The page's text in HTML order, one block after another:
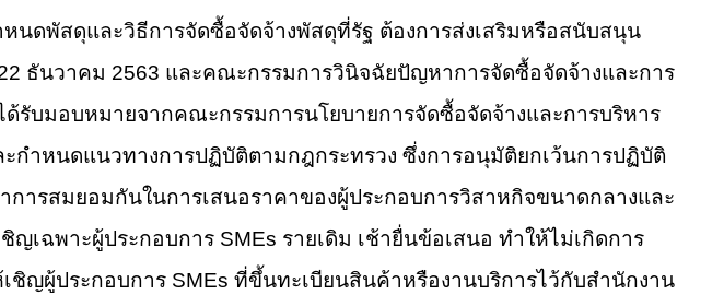
นดพัสดุและวิธีการจัดซื้อจัดจ้างพัสดุที่รัฐ ต้องการส่งเสริมหรือสนับสนุน
ธันวาคม 2563 และคณะกรรมการวินิจฉัยปัญหาการจัดซื้อจัดจ้างและการ
รับมอบหมายจากคณะกรรมการนโยบายการจัดซื้อจัดจ้างและการบริหาร
ะกำหนดแนวทางการปฏิบัติตามกฎกระทรวง ซึ่งการอนุมัติยกเว้นการปฏิบัติ
การสมยอมกันในการเสนอราคาของผู้ประกอบการวิสาหกิจขนาดกลางและ
ญเฉพาะผู้ประกอบการ SMEs รายเดิม เช้ายื่นข้อเสนอ ทำให้ไม่เกิดการ
ชิญผู้ประกอบการ SMEs ที่ขึ้นทะเบียนสินค้าหรืองานบริการไว้กับสำนักงาน